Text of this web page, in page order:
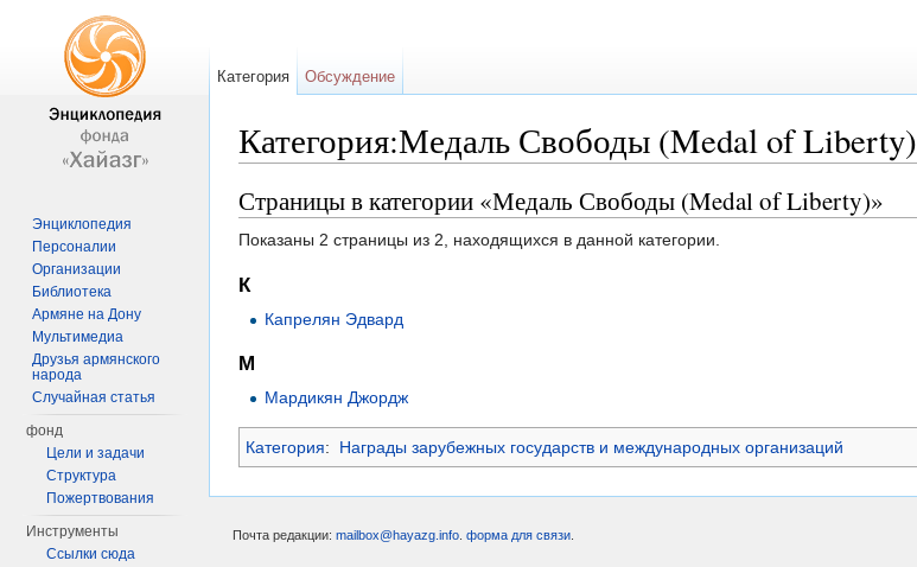
Категория:Медаль Свободы (Medal of Liberty)
Страницы в категории «Медаль Свободы (Medal of Liberty)»
Показаны 2 страницы из 2, находящихся в данной категории.
К
Капрелян Эдвард
М
Мардикян Джордж
Категория: Награды зарубежных государств и международных организаций
Категория Обсуждение
Энциклопедия
Персоналии
Организации
Библиотека
Армяне на Дону
Мультимедиа
Друзья армянского
народа
Случайная статья
фонд
Цели и задачи
Структура
Пожертвования
Инструменты
Ссылки сюда
Почта редакции: mailbox@hayazg.info форма для связи